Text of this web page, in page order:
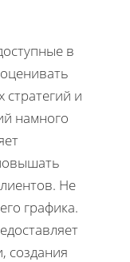
в
и
намного
Не
графика.
создания